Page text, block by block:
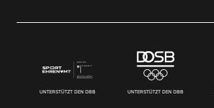
UNTERSTÜTZT DEN DBB UNTERSTÜTZT DEN DBB